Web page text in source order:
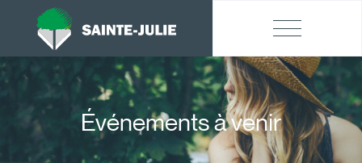
Événements à venir